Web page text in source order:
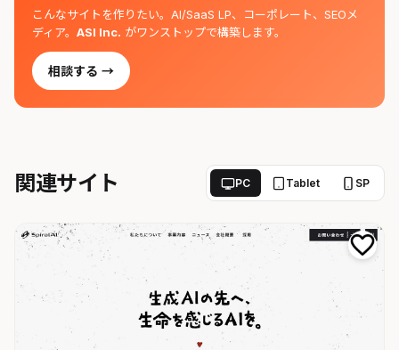
こんなサイトを作りたい。AI/SaaS LP、コーポレート、SEOメ
ディア。 ASI Inc. がワンストップで構築します。
相談する →
関連サイト PC Tablet SP